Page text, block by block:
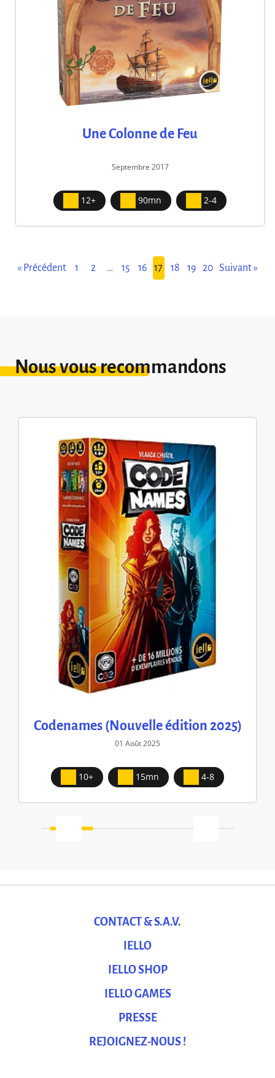
Une Colonne de Feu
Septembre 2017
12+ 90mn 2-4
« Précédent 1 2 … 15 16 17 18 19 20 Suivant »
Nous vous recommandons
Codenames (Nouvelle édition 2025)
01 Août 2025
10+ 15mn 4-8
CONTACT & S.A.V.
IELLO
IELLO SHOP
IELLO GAMES
PRESSE
REJOIGNEZ-NOUS !